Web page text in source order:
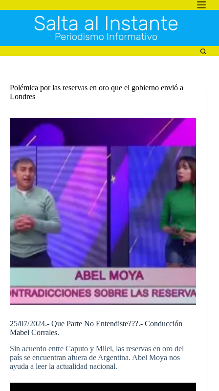
al
Polémica por las reservas en oro que el gobierno envió a
Londres
25/07/2024.- Que Parte No Entendiste???.- Conducción
Mabel Corrales.
Sin acuerdo entre Caputo y Milei, las reservas en oro del
país se encuentran afuera de Argentina. Abel Moya nos
ayuda a leer la actualidad nacional.